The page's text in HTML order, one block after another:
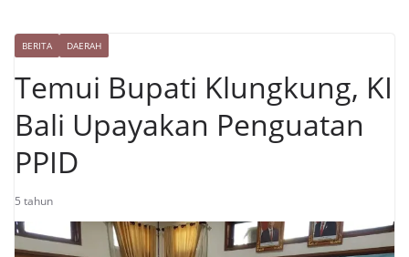
BERITA DAERAH
Temui Bupati Klungkung, KI
Bali Upayakan Penguatan
PPID
5 tahun